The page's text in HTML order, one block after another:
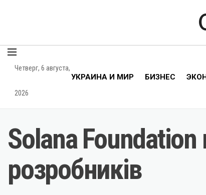
Четверг, 6 августа,
2026
УКРАИНА И МИР БИЗНЕС
Solana
розробників